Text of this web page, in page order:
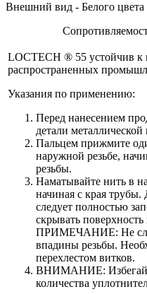
Внешний вид - Белого цвета
LOCTECH ® 55 устойчив к
распространенных
Указания по применению:
Перед нанесением
детали металлической
Пальцем прижмите
наружной резьбе,
резьбы.
Наматывайте нить в
начиная с края
следует полностью
скрывать
ПРИМЕЧАНИЕ: Не
впадины резьбы.
перехлестом витков.
ВНИМАНИЕ:
количества